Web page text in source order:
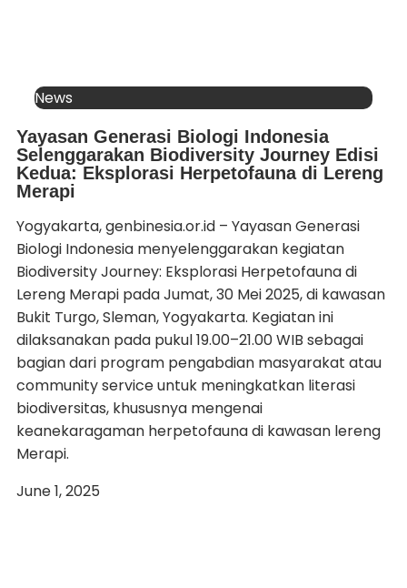
News
Yayasan Generasi Biologi Indonesia
Selenggarakan Biodiversity Journey Edisi
Kedua: Eksplorasi Herpetofauna di Lereng
Merapi
Yogyakarta, genbinesia.or.id – Yayasan Generasi
Biologi Indonesia menyelenggarakan kegiatan
Biodiversity Journey: Eksplorasi Herpetofauna di
Lereng Merapi pada Jumat, 30 Mei 2025, di kawasan
Bukit Turgo, Sleman, Yogyakarta. Kegiatan ini
dilaksanakan pada pukul 19.00–21.00 WIB sebagai
bagian dari program pengabdian masyarakat atau
community service untuk meningkatkan literasi
biodiversitas, khususnya mengenai
keanekaragaman herpetofauna di kawasan lereng
Merapi.
June 1, 2025